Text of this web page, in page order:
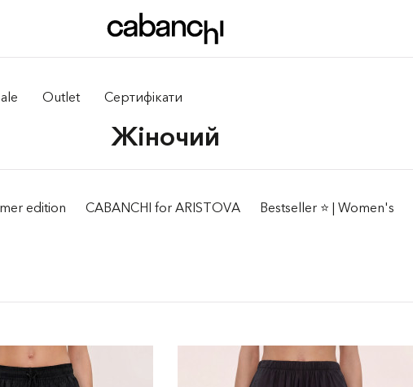
Outlet Сертифікати
Жiночий
edition CABANCHI for ARISTOVA Bestseller ⭐️ | Women's